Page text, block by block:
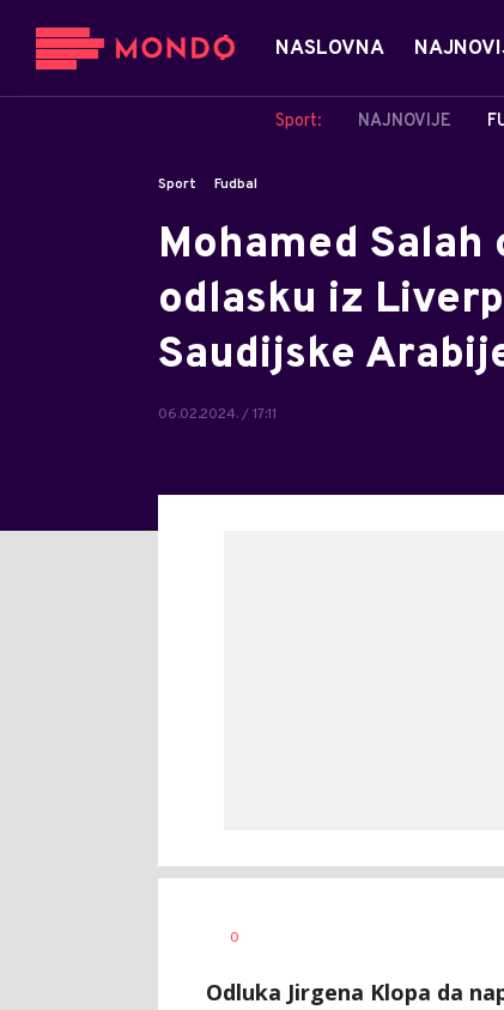
NASLOVNA
Sport: NAJNOVIJE
Sport Fudbal
Mohamed
odlasku iz
Saudijske
06.02.2024. / 17:11
AUTOR
0
Odluka Jirgena Klopa da